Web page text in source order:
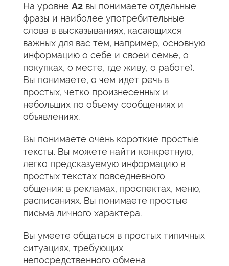
На уровне А2 вы понимаете отдельные
фразы и наиболее употребительные
слова в высказываниях, касающихся
важных для вас тем, например, основную
информацию о себе и своей семье, о
покупках, о месте, где живу, о работе).
Вы понимаете, о чем идет речь в
простых, четко произнесенных и
небольших по объему сообщениях и
объявлениях.
Вы понимаете очень короткие простые
тексты. Вы можете найти конкретную,
легко предсказуемую информацию в
простых текстах повседневного
общения: в рекламах, проспектах, меню,
расписаниях. Вы понимаете простые
письма личного характера.
Вы умеете общаться в простых типичных
ситуациях, требующих
непосредственного обмена